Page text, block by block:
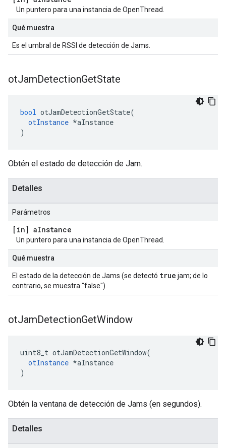
Un puntero para una instancia de OpenThread.
Qué muestra
Es el umbral de RSSI de detección de Jams.
otJamDetectionGetState
bool otJamDetectionGetState(
otInstance *aInstance
)
Obtén el estado de detección de Jam.
Detalles
Parámetros
[in] aInstance
Un puntero para una instancia de OpenThread.
Qué muestra
El estado de la detección de Jams (se detectó true jam; de lo
contrario, se muestra "false").
otJamDetectionGetWindow
uint8_t otJamDetectionGetWindow(
otInstance *aInstance
)
Obtén la ventana de detección de Jams (en segundos).
Detalles